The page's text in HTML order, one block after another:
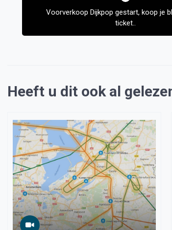
Voorverkoop Dijkpop gestart, koop je
ticket..
Heeft u dit ook al